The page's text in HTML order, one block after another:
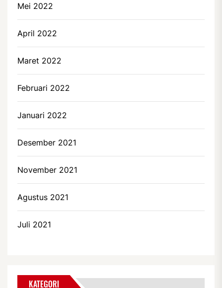
Mei 2022
April 2022
Maret 2022
Februari 2022
Januari 2022
Desember 2021
November 2021
Agustus 2021
Juli 2021
KATEGORI